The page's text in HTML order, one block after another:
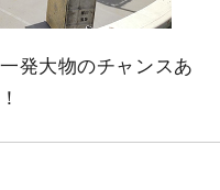
発大物のチャンスあ